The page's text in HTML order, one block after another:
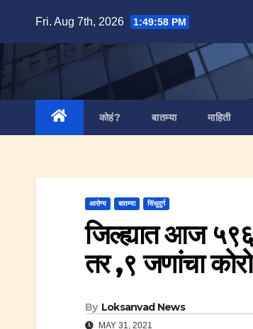
content
Fri. Aug 7th, 2026 1:49:59 PM
कोहं? बातम्या माहिती
आरोग्य बातम्या सिंधुदुर्ग
जिल्ह्यात आज ५९६
तर ,९ जणांचा
By Loksanvad News
MAY 31, 2021